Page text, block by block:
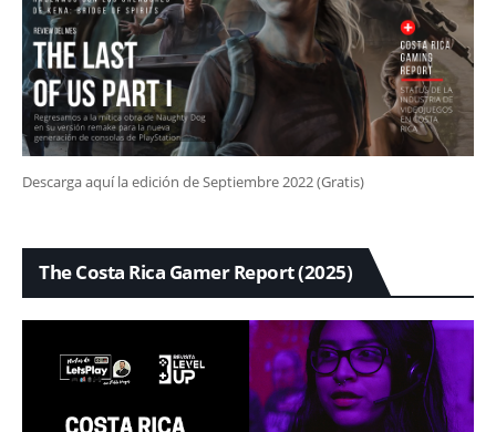
Descarga aquí la edición de Septiembre 2022 (Gratis)
The Costa Rica Gamer Report (2025)